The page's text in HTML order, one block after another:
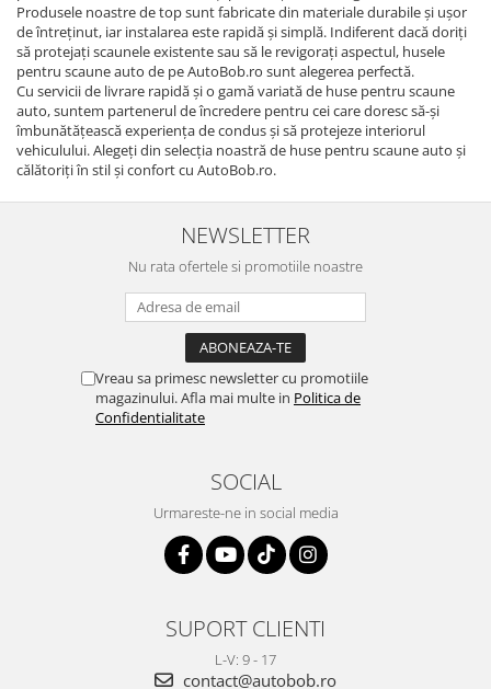
Produsele noastre de top sunt fabricate din materiale durabile și ușor
de întreținut, iar instalarea este rapidă și simplă. Indiferent dacă doriți
să protejați scaunele existente sau să le revigorați aspectul, husele
pentru scaune auto de pe AutoBob.ro sunt alegerea perfectă.
Cu servicii de livrare rapidă și o gamă variată de huse pentru scaune
auto, suntem partenerul de încredere pentru cei care doresc să-și
îmbunătățească experiența de condus și să protejeze interiorul
vehiculului. Alegeți din selecția noastră de huse pentru scaune auto și
călătoriți în stil și confort cu AutoBob.ro.
NEWSLETTER
Nu rata ofertele si promotiile noastre
Vreau sa primesc newsletter cu promotiile
magazinului. Afla mai multe in Politica de
Confidentialitate
SOCIAL
Urmareste-ne in social media
SUPORT CLIENTI
L-V: 9 - 17
contact@autobob.ro